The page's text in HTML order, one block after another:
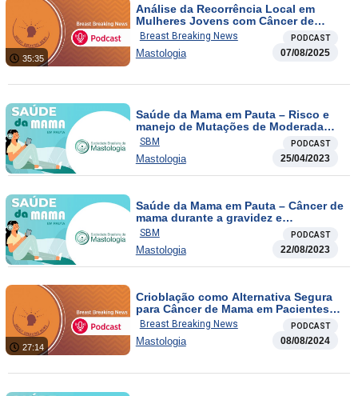
35:35
Análise da Recorrência Local em
Mulheres Jovens com Câncer de
Mama: Evidências de um Estudo
Contemporâneo e Fatores hormonais
preditivos de fertilidade entre as
Breast Breaking News PODCAST
Mastologia 07/08/2025
Saúde da Mama em Pauta – Risco e
manejo de Mutações de Moderada
Penetrância para Câncer de Mama
SBM PODCAST
Mastologia 25/04/2023
Saúde da Mama em Pauta – Câncer de
mama durante a gravidez e
amamentação
SBM PODCAST
Mastologia 22/08/2023
27:14
Crioblação como Alternativa Segura
para Câncer de Mama em Pacientes
Inelegíveis para Ensaios Clínicos
/ Movimento que Transforma: Impacto
de Exercícios Supervisionados na
Breast Breaking News PODCAST
Mastologia 08/08/2024